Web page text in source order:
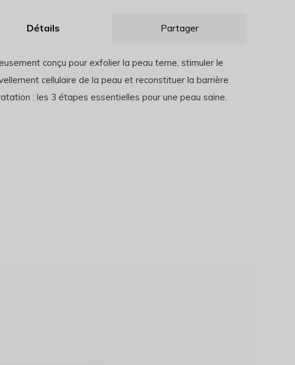
Détails Partager
conçu pour exfolier la peau terne, stimuler le
cellulaire de la peau et reconstituer la barrière
: les 3 étapes essentielles pour une peau saine.